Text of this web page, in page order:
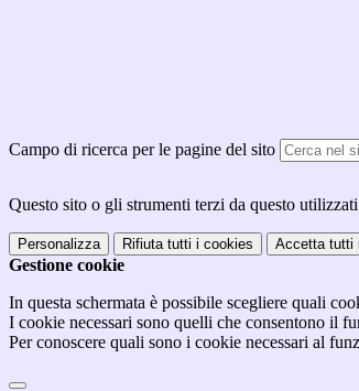
Campo di ricerca per le pagine del sito
Questo sito o gli strumenti terzi da questo
Personalizza Rifiuta tutti i cookies Accetta tutti
Gestione cookie
In questa schermata è possibile scegliere quali
I cookie necessari sono quelli che consentono il
Per conoscere quali sono i cookie necessari al